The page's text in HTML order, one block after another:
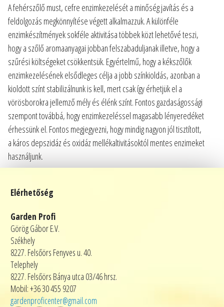
A fehérszőlő must, cefre enzimkezelését a minőség javítás és a
feldolgozás megkönnyítése végett alkalmazzuk. A különféle
enzimkészítmények sokféle aktivitása többek közt lehetővé teszi,
hogy a szőlő aromaanyagai jobban felszabaduljanak illetve, hogy a
szűrési költségeket csökkentsük. Egyértelmű, hogy a kékszőlők
enzimkezelésének elsődleges célja a jobb színkioldás, azonban a
kioldott színt stabilizálnunk is kell, mert csak így érhetjük el a
vörösborokra jellemző mély és élénk színt. Fontos gazdaságossági
szempont továbbá, hogy enzimkezeléssel magasabb lényeredéket
érhessünk el. Fontos megjegyezni, hogy mindig nagyon jól tisztított,
a káros depszidáz és oxidáz mellékaltivitásoktól mentes enzimeket
használjunk.
Elérhetőség
Garden Profi
Görög Gábor E.V.
Székhely
8227. Felsőörs Fenyves u. 40.
Telephely
8227. Felsőörs Bánya utca 03/46 hrsz.
Mobil: +36 30 455 9207
gardenproficenter@gmail.com